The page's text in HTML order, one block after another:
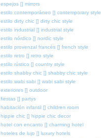
espejos [] mirrors
estilo contemporáneo [] contemporary style
estilo dirty chic [] dirty chic style
estilo industrial [] industrial style
estilo nórdico [] nordic style
estilo provenzal francés [] french style
estilo retro [] retro style
estilo rústico [] country style
estilo shabby chic [] shabby chic style
estilo wabi sabi [] wabi sabi style
exteriores [] outdoor
fiestas [] partys
habitación infantil [] children room
hippie chic [] hippie chic decor
hotel con encanto [] charming hotel
hoteles de lujo [] luxury hotels